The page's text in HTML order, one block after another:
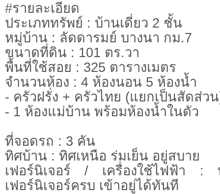
#รายละเอียด
ประเภททรัพย์ : บ้านเดี่ยว 2 ชั้น
หมู่บ้าน : ลัดดารมย์ บางนา กม.7
ขนาดที่ดิน : 101 ตร.วา
พื้นที่ใช้สอย : 325 ตารางเมตร
จำนวนห้อง : 4 ห้องนอน 5 ห้องน้ำ
- ครัวฝรั่ง + ครัวไทย (แยกเป็นสัดส่ว
- 1 ห้องแม่บ้าน พร้อมห้องน้ำในตัว
ที่จอดรถ : 3 คัน
ทิศบ้าน : ทิศเหนือ ร่มเย็น อยู่สบาย
เฟอร์นิเจอร์ / เครื่องใช้ไฟฟ้า :
เฟอร์นิเจอร์ครบ เข้าอยู่ได้ทันที